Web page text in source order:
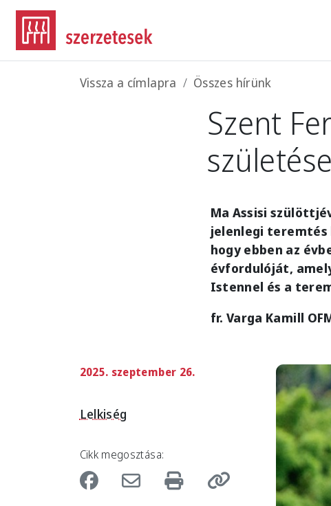
Ugrás a tartalomra
Morzsa
Vissza a címlapra Összes hírünk
Szent
születése
Ma Assisi
jelenlegi teremtés
hogy ebben az
évfordulóját,
Istennel és a
fr. Varga Kamill
2025. szeptember 26.
Lelkiség
Cikk megosztása:
Image